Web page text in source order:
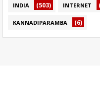
INDIA (503) INTERNET
KANNADIPARAMBA (6)